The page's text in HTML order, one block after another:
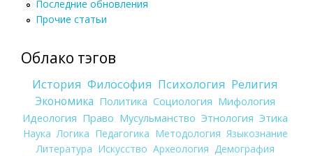
Последние обновления
Прочие статьи
Облако тэгов
История Философия Психология Религия
Экономика Политика Социология Мифология
Идеология Право Мусульманство Этнология Этика
Наука Логика Педагогика Методология Языкознание
Литература Искусство Археология Демография